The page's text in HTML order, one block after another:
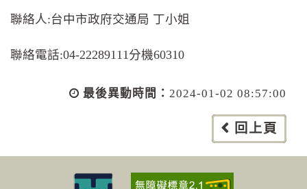
聯絡人:台中市政府交通局 丁小姐
聯絡電話:04-22289111分機60310
最後異動時間： 2024-01-02 08:57:00
回上頁